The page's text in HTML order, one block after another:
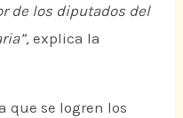
de los diputados del
explica la
que se logren los